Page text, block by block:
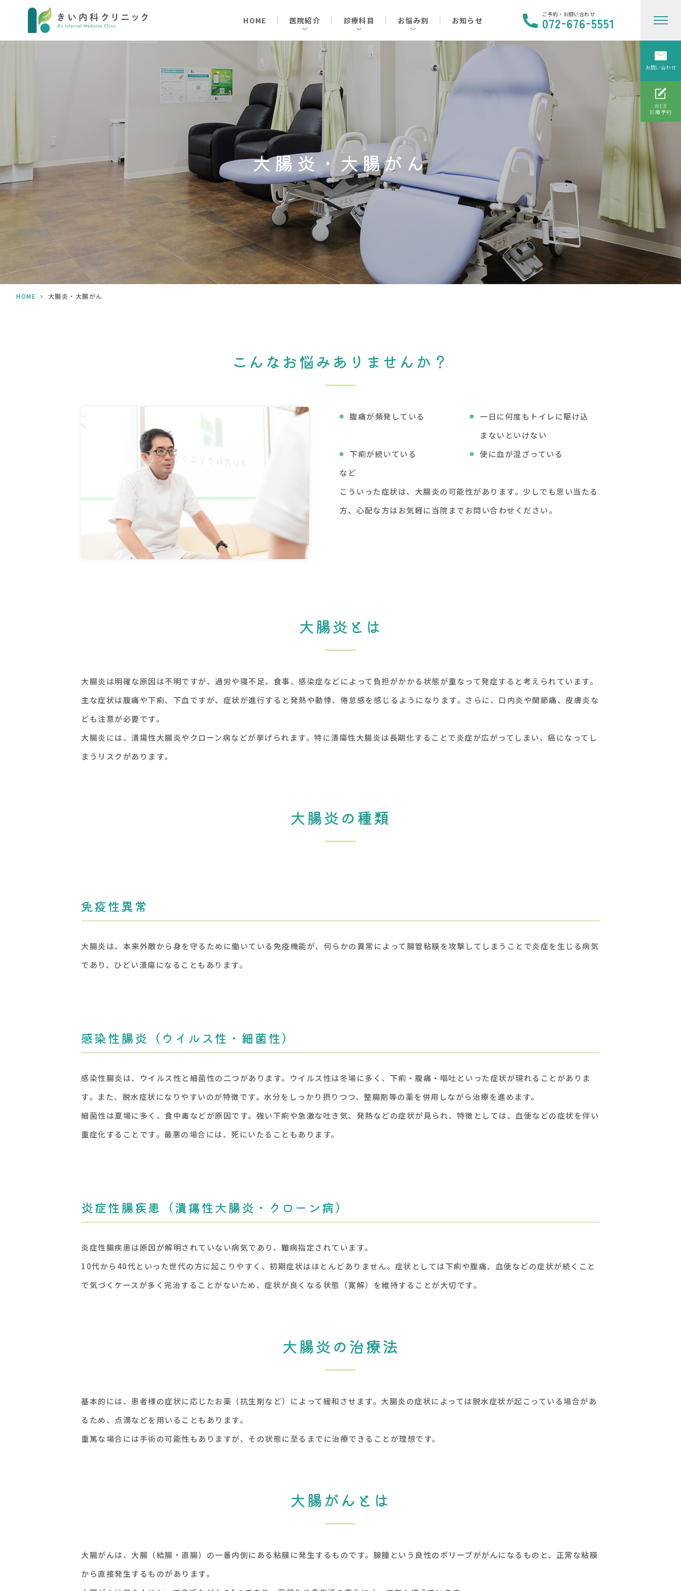
HOME 医院紹介 診療科目 お悩み別 お知らせ
ご予約・お問い合わせ
072-676-5551
大腸炎・大腸がん
HOME > 大腸炎・大腸がん
こんなお悩みありませんか？
腹痛が頻発している
一日に何度もトイレに駆け込
まないといけない
下痢が続いている
便に血が混ざっている
など
こういった症状は、大腸炎の可能性があります。少しでも思い当たる
方、心配な方はお気軽に当院までお問い合わせください。
大腸炎とは
大腸炎は明確な原因は不明ですが、過労や寝不足、食事、感染症などによって負担がかかる状態が重なって発症すると考えられています。
主な症状は腹痛や下痢、下血ですが、症状が進行すると発熱や動悸、倦怠感を感じるようになります。さらに、口内炎や関節痛、皮膚炎な
ども注意が必要です。
大腸炎には、潰瘍性大腸炎やクローン病などが挙げられます。特に潰瘍性大腸炎は長期化することで炎症が広がってしまい、癌になってし
まうリスクがあります。
大腸炎の種類
免疫性異常
大腸炎は、本来外敵から身を守るために働いている免疫機能が、何らかの異常によって腸管粘膜を攻撃してしまうことで炎症を生じる病気
であり、ひどい潰瘍になることもあります。
感染性腸炎（ウイルス性・細菌性）
感染性腸炎は、ウイルス性と細菌性の二つがあります。ウイルス性は冬場に多く、下痢・腹痛・嘔吐といった症状が現れることがありま
す。また、脱水症状になりやすいのが特徴です。水分をしっかり摂りつつ、整腸剤等の薬を併用しながら治療を進めます。
細菌性は夏場に多く、食中毒などが原因です。強い下痢や急激な吐き気、発熱などの症状が見られ、特徴としては、血便などの症状を伴い
重症化することです。最悪の場合には、死にいたることもあります。
炎症性腸疾患（潰瘍性大腸炎・クローン病）
炎症性腸疾患は原因が解明されていない病気であり、難病指定されています。
10代から40代といった世代の方に起こりやすく、初期症状はほとんどありません。症状としては下痢や腹痛、血便などの症状が続くこと
で気づくケースが多く完治することがないため、症状が良くなる状態（寛解）を維持することが大切です。
大腸炎の治療法
基本的には、患者様の症状に応じたお薬（抗生剤など）によって緩和させます。大腸炎の症状によっては脱水症状が起こっている場合があ
るため、点滴などを用いることもあります。
重篤な場合には手術の可能性もありますが、その状態に至るまでに治療できることが理想です。
大腸がんとは
大腸がんは、大腸（結腸・直腸）の一番内側にある粘膜に発生するものです。腺腫という良性のポリープががんになるものと、正常な粘膜
から直接発生するものがあります。
お問い合わせ
WEB
診療予約